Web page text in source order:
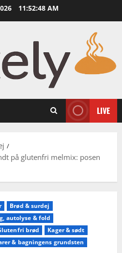
11:52:49 AM
LIVE
på glutenfri melmix: posen
Brød & surdej
autolyse & fold
brød
Kager & sødt
& bagningens grundsten